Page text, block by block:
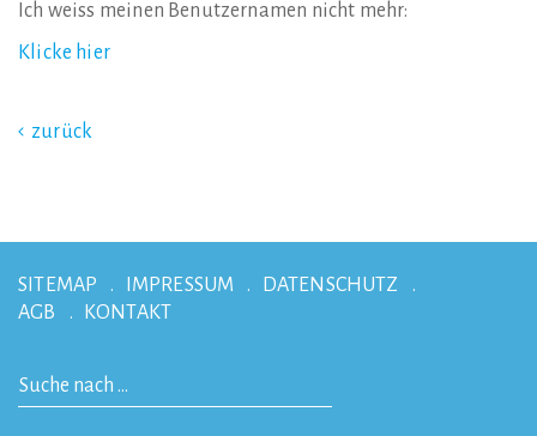
Ich weiss meinen Benutzernamen nicht mehr:
Klicke hier
zurück
SITEMAP IMPRESSUM
DATENSCHUTZ
AGB
KONTAKT